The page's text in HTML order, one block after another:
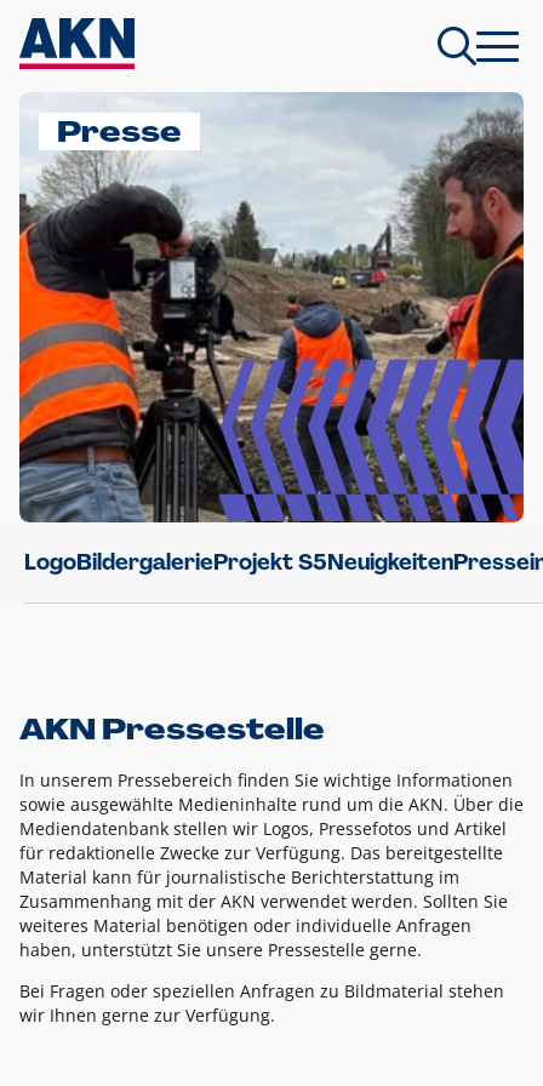
Presse
LogoBildergalerieProjekt S5Neuigkeiten
AKN Pressestelle
In unserem Pressebereich finden Sie wichtige Informationen
sowie ausgewählte Medieninhalte rund um die AKN. Über die
Mediendatenbank stellen wir Logos, Pressefotos und Artikel
für redaktionelle Zwecke zur Verfügung. Das bereitgestellte
Material kann für journalistische Berichterstattung im
Zusammenhang mit der AKN verwendet werden. Sollten Sie
weiteres Material benötigen oder individuelle Anfragen
haben, unterstützt Sie unsere Pressestelle gerne.
Bei Fragen oder speziellen Anfragen zu Bildmaterial stehen
wir Ihnen gerne zur Verfügung.